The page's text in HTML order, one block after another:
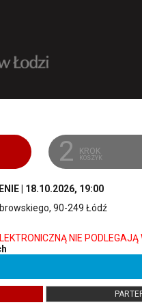
2 KROK
KOSZYK
| 18.10.2026, 19:00
90-249 Łódź